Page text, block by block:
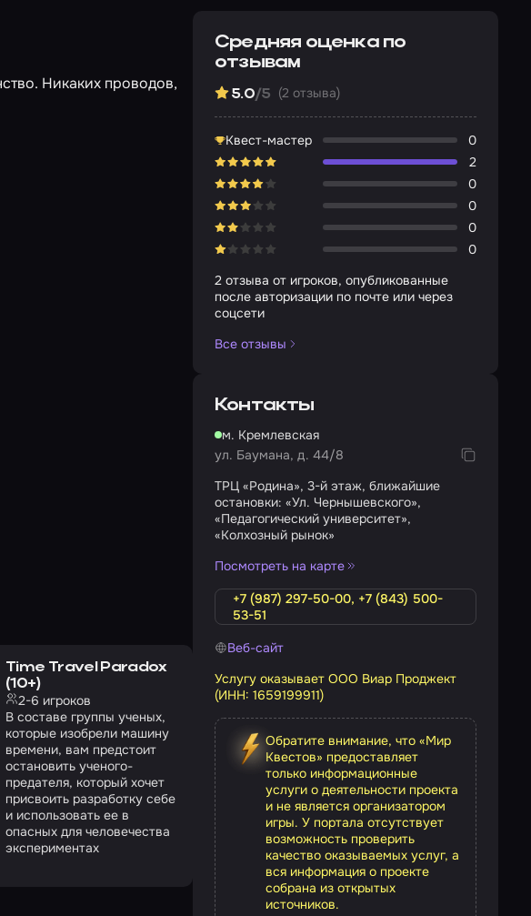
Никаких проводов,
Time Travel Paradox
(10+)
2-6 игроков
В составе группы ученых,
которые изобрели машину
времени, вам предстоит
остановить ученого-
предателя, который хочет
присвоить разработку себе
и использовать ее в
опасных для человечества
экспериментах
Средняя оценка по
отзывам
5.0/5 (2 отзыва)
Квест-мастер
0
2
0
0
0
0
2 отзыва от игроков, опубликованные
после авторизации по почте или через
соцсети
Все отзывы
Контакты
м. Кремлевская
ул. Баумана, д. 44/8
ТРЦ «Родина», 3-й этаж, ближайшие
остановки: «Ул. Чернышевского»,
«Педагогический университет»,
«Колхозный рынок»
Посмотреть на карте
+7 (987) 297-50-00, +7 (843) 500-
53-51
Веб-сайт
Услугу оказывает ООО Виар Проджект
(ИНН: 1659199911)
Обратите внимание, что «Мир
Квестов» предоставляет
только информационные
услуги о деятельности проекта
и не является организатором
игры. У портала отсутствует
возможность проверить
качество оказываемых услуг, а
вся информация о проекте
собрана из открытых
источников.